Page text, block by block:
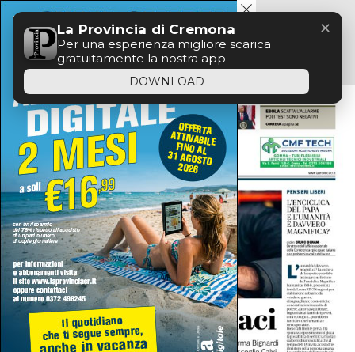
La Provincia di Cremona
Per una esperienza migliore scarica
gratuitamente la nostra app
DOWNLOAD
✕
Menu